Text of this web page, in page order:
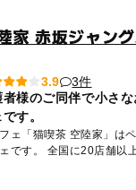
家 赤坂ジャン
3.9
3件
者様のご同伴で小さ
す。
ェ「猫喫茶 空陸家」は
です。 全国に20店舗以